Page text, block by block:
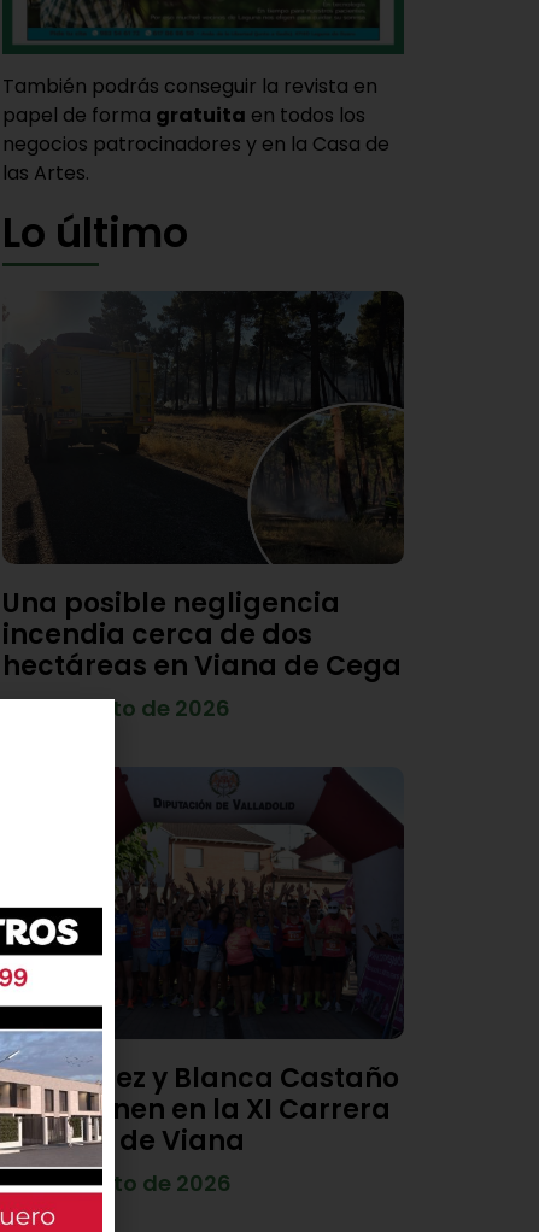
También podrás conseguir la revista en
papel de forma gratuita en todos los
negocios patrocinadores y en la Casa de
las Artes.
Lo último
Una posible negligencia
incendia cerca de dos
hectáreas en Viana de Cega
7 de agosto de 2026
Diego Díez y Blanca Castaño
se imponen en la XI Carrera
Popular de Viana
4 de agosto de 2026